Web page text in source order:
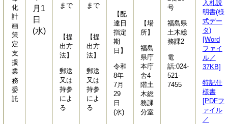
化
計
画
策
定
支
援
業
務
委
託
月1
日
(水)
まで
【提
出方
法】
郵送
又は
持参
によ
る
まで
【提
出方
法】
郵送
又は
持参
によ
る
【配
達日
指定
期
日】
令和
8年
7月
29
日
(水)
【場
所】
福島
県庁
本庁
舎4
階土
木総
務課
分室
号
福島県
土木総
務課2
電
話:024-
521-
7455
入札説
明書(様
式デー
タ)
[Word
ファイ
ル／
37KB]
特記仕
様書
[PDFフ
ァイル
／